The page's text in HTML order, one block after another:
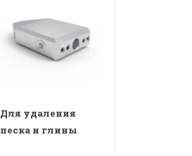
Для удаления
песка и глины